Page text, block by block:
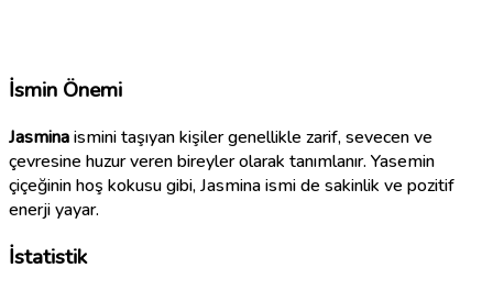
İsmin Önemi
Jasminaismini taşıyan kişiler genellikle zarif, sevecen ve
çevresine huzur veren bireyler olarak tanımlanır. Yasemin
çiçeğinin hoş kokusu gibi, Jasmina ismi de sakinlik ve pozitif
enerji yayar.
İstatistik